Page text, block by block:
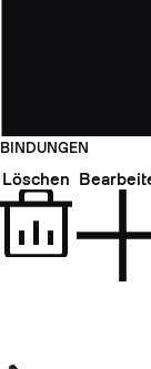
BINDUNGEN
Löschen